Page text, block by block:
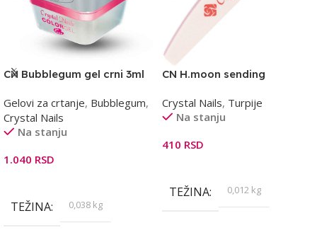
CN Bubblegum gel crni 3ml
Gelovi za crtanje, Bubblegum,
Crystal Nails
Na stanju
1.040 RSD
TEŽINA 0,038 kg
CN H.moon sending
Crystal Nails, Turpije
Na stanju
410 RSD
TEŽINA 0,012 kg